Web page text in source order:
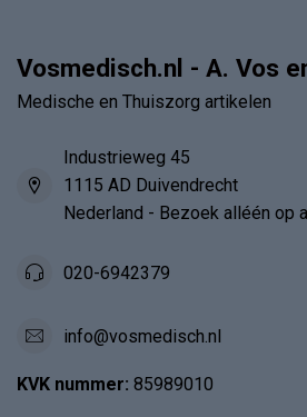
Vosmedisch.nl - A. Vos
Medische en Thuiszorg artikelen
Industrieweg 45
1115 AD Duivendrecht
Nederland - Bezoek alléén op
020-6942379
info@vosmedisch.nl
KVK nummer: 85989010